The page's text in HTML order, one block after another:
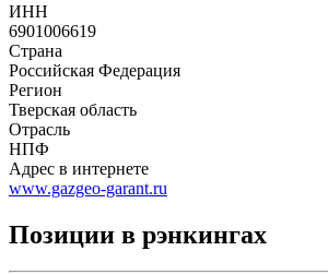
ИНН
6901006619
Страна
Российская Федерация
Регион
Тверская область
Отрасль
НПФ
Адрес в интернете
www.gazgeo-garant.ru
Позиции в рэнкингах